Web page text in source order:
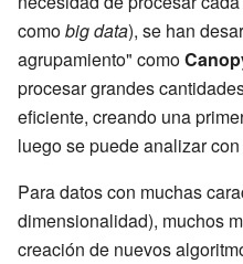
comobig data), se han
agrupamiento" como
procesar grandes
eficiente, creando una
luego se puede analizar
Para datos con muchas
dimensionalidad), muchos
creación de nuevos